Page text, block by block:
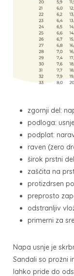
zgornji del:
podloga:
podplat:
raven (zero
širok prstni del
zaščita na
protizdrsen
preprosto
odstranljiv
primerni za
Napa usnje je
Sandali so prožni
lahko pride do